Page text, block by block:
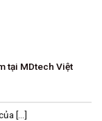
tại MDtech Việt
[...]